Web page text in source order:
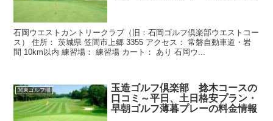
石岡ウエストカントリークラブ（旧：石岡ゴルフ倶楽部ウエストコー
ス） 住所： 茨城県 笠間市上郷 3355 アクセス： 常磐自動車道・岩
間 10km以内 練習場： 練習場 カート： あり 石岡ウ...
関東ゴルフ場
玉造ゴルフ倶楽部 捻木コースの
口コミ～平日、土日格安プラン・
早朝ゴルフ薄暮プレーの料金情報